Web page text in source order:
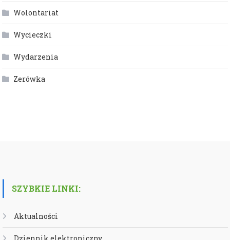
Wolontariat
Wycieczki
Wydarzenia
Zerówka
SZYBKIE LINKI:
Aktualności